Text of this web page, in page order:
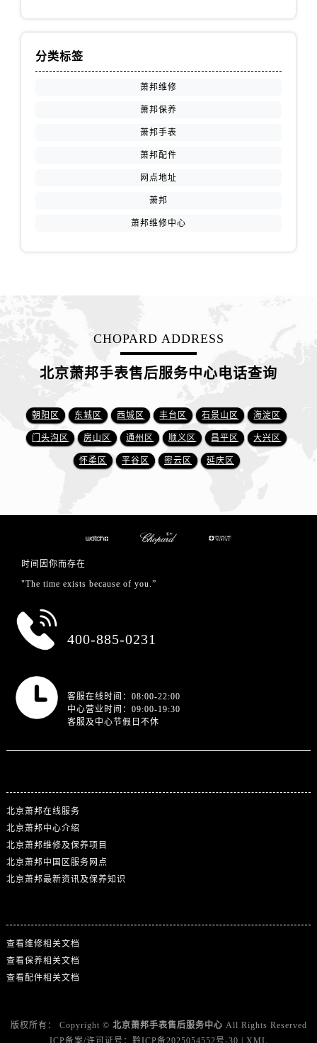
分类标签
萧邦维修
萧邦保养
萧邦手表
萧邦配件
网点地址
萧邦
萧邦维修中心
CHOPARD ADDRESS
北京萧邦手表售后服务中心电话查询
朝阳区 东城区 西城区 丰台区 石景山区 海淀区
门头沟区 房山区 通州区 顺义区 昌平区 大兴区
怀柔区 平谷区 密云区 延庆区
时间因你而存在
"The time exists because of you.”
400-885-0231
客服在线时间：08:00-22:00
中心营业时间：09:00-19:30
客服及中心节假日不休
北京萧邦在线服务
北京萧邦中心介绍
北京萧邦维修及保养项目
北京萧邦中国区服务网点
北京萧邦最新资讯及保养知识
查看维修相关文档
查看保养相关文档
查看配件相关文档
版权所有： Copyright © 北京萧邦手表售后服务中心 All Rights Reserved
ICP备案/许可证号： 黔ICP备2025054552号-30 | XML